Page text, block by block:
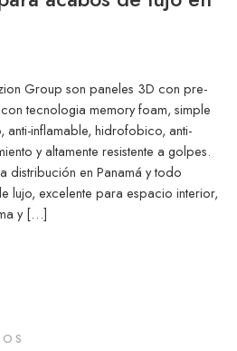
Group son paneles 3D con pre-
tecnologia memory foam, simple
anti-inflamable, hidrofobico, anti-
y altamente resistente a golpes.
distribución en Panamá y todo
lujo, excelente para espacio interior,
y […]